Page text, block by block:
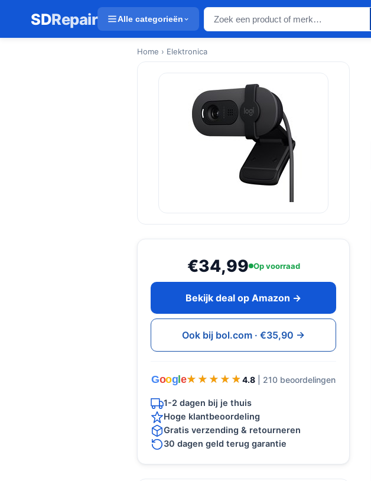
SDRepair Alle categorieën
Home › Elektronica
€34,99 Op voorraad
Bekijk deal op Amazon →
Ook bij bol.com · €35,90 →
Goog e★★★★★
★★★★★ 4.8 | 210 beoordelingen
1-2 dagen bij je thuis
Hoge klantbeoordeling
Gratis verzending & retourneren
30 dagen geld terug garantie